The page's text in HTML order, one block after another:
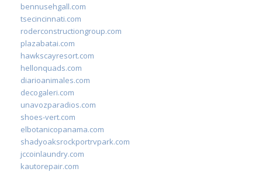
bennusehgall.com
tsecincinnati.com
roderconstructiongroup.com
plazabatai.com
hawkscayresort.com
hellonquads.com
diarioanimales.com
decogaleri.com
unavozparadios.com
shoes-vert.com
elbotanicopanama.com
shadyoaksrockportrvpark.com
jccoinlaundry.com
kautorepair.com